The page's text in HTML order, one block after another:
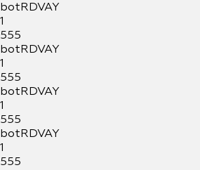
botRDVAY
1
555
botRDVAY
1
555
botRDVAY
1
555
botRDVAY
1
555